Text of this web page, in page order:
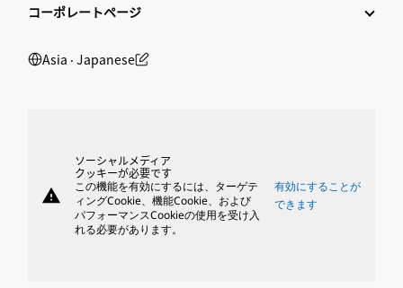
コーポレートページ
Asia ‧ Japanese
warning
ソーシャルメディア
クッキーが必要です
この機能を有効にするには、ターゲテ
ィングCookie、機能Cookie、および
パフォーマンスCookieの使用を受け入
れる必要があります。
有効にすることが
できます